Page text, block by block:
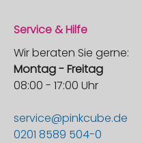
Service & Hilfe
Wir beraten Sie gerne:
Montag - Freitag
08:00 - 17:00 Uhr
service@pinkcube.de
0201 8589 504-0